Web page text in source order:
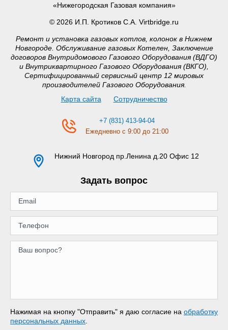
«Нижегородская Газовая компания»
© 2026 И.П. Кротиков С.А. Virtbridge.ru
Ремонт и установка газовых котлов, колонок в Нижнем
Новгороде. Обслуживание газовых Котелен, Заключение
договоров Внутридомового Газового Оборудования (ВДГО)
и Внутриквартирного Газового Оборудования (ВКГО),
Сертифицированный сервисный центр 12 мировых
производителей Газового Оборудования.
Карта сайта
Сотрудничество
+7 (831) 413-94-04
Ежедневно с 9:00 до 21:00
Нижний Новгород пр.Ленина д.20 Офис 12
Задать вопрос
Нажимая на кнопку "Отправить" я даю согласие на обработку
персональных данных